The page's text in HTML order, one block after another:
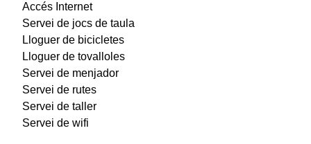
Accés Internet
Servei de jocs de taula
Lloguer de bicicletes
Lloguer de tovalloles
Servei de menjador
Servei de rutes
Servei de taller
Servei de wifi